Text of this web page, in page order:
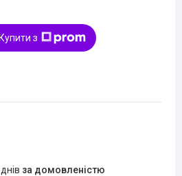
з
за домовленістю